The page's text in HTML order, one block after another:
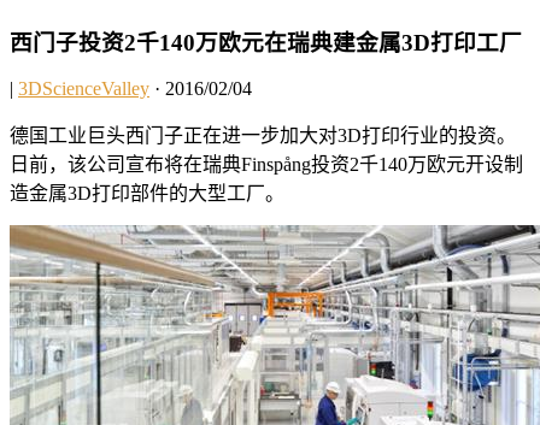
西门子投资2千140万欧元在瑞典建金属3D打印工厂
| 3DScienceValley · 2016/02/04
德国工业巨头西门子正在进一步加大对3D打印行业的投资。
日前，该公司宣布将在瑞典Finspång投资2千140万欧元开设制
造金属3D打印部件的大型工厂。